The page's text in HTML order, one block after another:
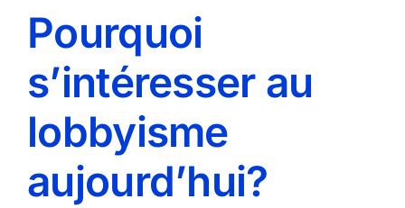
Pourquoi
s’intéresser au
lobbyisme
aujourd’hui?